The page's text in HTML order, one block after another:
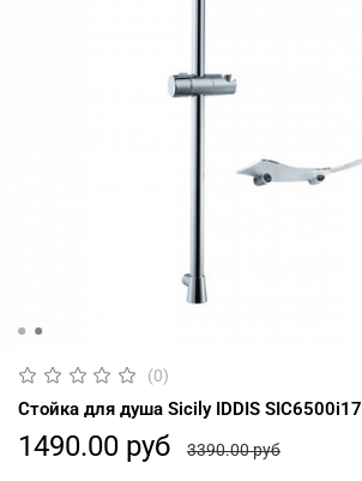
(0)
Стойка для душа Sicily IDDIS SIC6500i17
1490.00 руб 3390.00 руб